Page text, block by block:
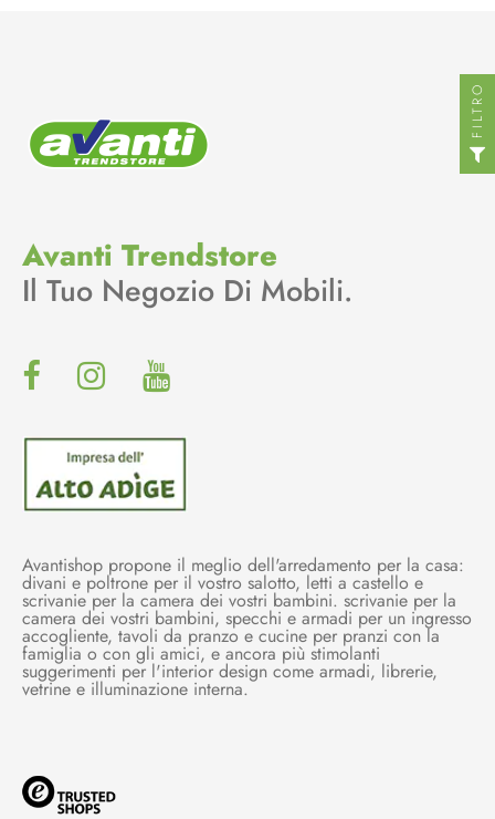
Avanti Trendstore
Il Tuo Negozio Di Mobili.
Avantishop propone il meglio dell'arredamento per la casa:
divani e poltrone per il vostro salotto, letti a castello e
scrivanie per la camera dei vostri bambini. scrivanie per la
camera dei vostri bambini, specchi e armadi per un ingresso
accogliente, tavoli da pranzo e cucine per pranzi con la
famiglia o con gli amici, e ancora più stimolanti
suggerimenti per l'interior design come armadi, librerie,
vetrine e illuminazione interna.
FILTRO